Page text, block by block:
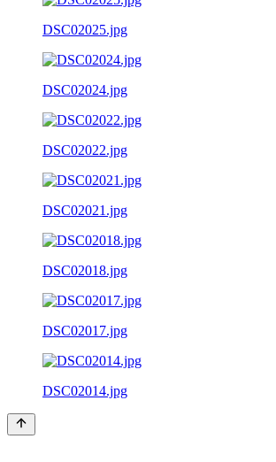
DSC02025.jpg
DSC02024.jpg
DSC02022.jpg
DSC02021.jpg
DSC02018.jpg
DSC02017.jpg
DSC02014.jpg